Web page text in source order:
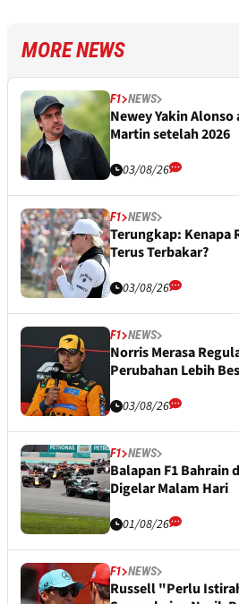
MORE NEWS
F1 NEWS
Newey Yakin
Martin setelah 2026
03/08/26
F1 NEWS
Terungkap: Kenapa
Terus Terbakar?
03/08/26
F1 NEWS
Norris Merasa
Perubahan Lebih
03/08/26
F1 NEWS
Balapan F1 Bahrain
Digelar Malam Hari
01/08/26
F1 NEWS
Russell "Perlu